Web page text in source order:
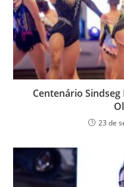
Centenário Sindseg
23 de